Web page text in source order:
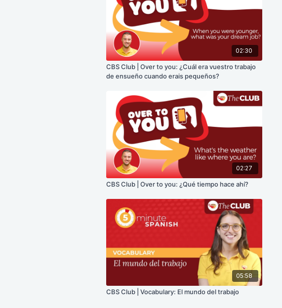
02:30
CBS Club | Over to you: ¿Cuál era vuestro trabajo
de ensueño cuando erais pequeños?
02:27
CBS Club | Over to you: ¿Qué tiempo hace ahí?
05:58
CBS Club | Vocabulary: El mundo del trabajo